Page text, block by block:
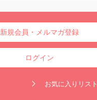
新規会員・メルマガ登録
ログイン
お気に入りリスト